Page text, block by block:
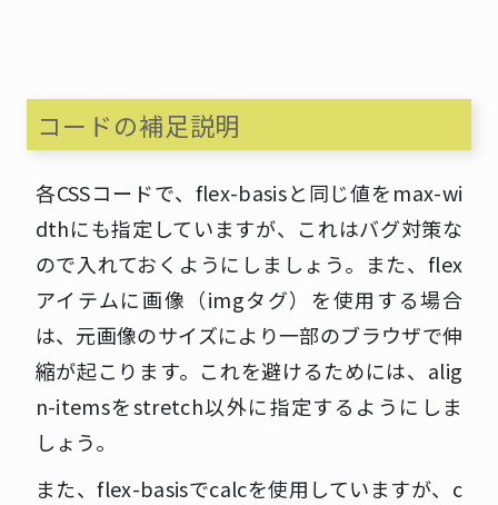
コードの補足説明
各CSSコードで、flex-basisと同じ値をmax-wi
dthにも指定していますが、これはバグ対策な
ので入れておくようにしましょう。また、flex
アイテムに画像（imgタグ）を使用する場合
は、元画像のサイズにより一部のブラウザで伸
縮が起こります。これを避けるためには、alig
n-itemsをstretch以外に指定するようにしま
しょう。
また、flex-basisでcalcを使用していますが、c